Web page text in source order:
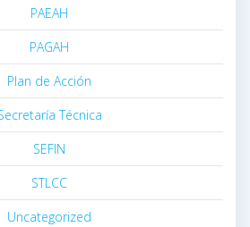
PAEAH
PAGAH
Plan de Acción
Técnica
SEFIN
STLCC
Uncategorized